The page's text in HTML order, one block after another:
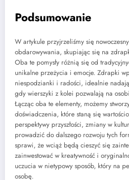
Podsumowanie
W artykule przyjrzeliśmy się
obdarowywania, skupiając się na
Oba te pomysły różnią się od
unikalne przeżycia i emocje. Zdrapki
niespodzianki i radości, idealnie
gdy wierszyki z kolei pozwalają na
Łącząc oba te elementy, możemy
doświadczenia, które staną się
perspektywy przyszłości, zmiany w
prowadzić do dalszego rozwoju tych
sprawi, że wciąż będą cieszyć się
zainwestować w kreatywność i
uczucia w nietypowy sposób, który na
osobę.